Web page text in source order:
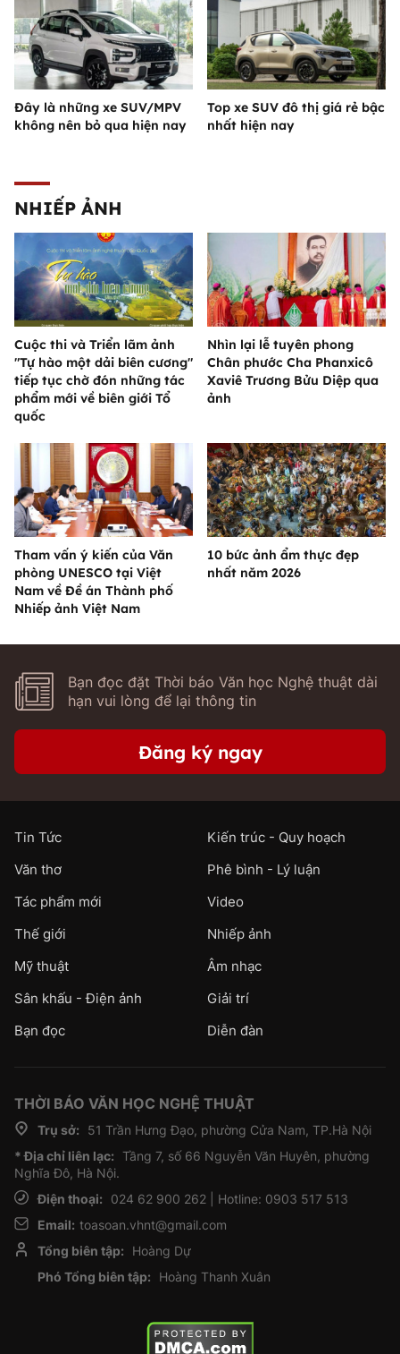
Đây là những xe SUV/MPV
không nên bỏ qua hiện nay
Top xe SUV đô thị giá rẻ bậc
nhất hiện nay
NHIẾP ẢNH
Cuộc thi và Triển lãm ảnh
"Tự hào một dải biên cương"
tiếp tục chờ đón những tác
phẩm mới về biên giới Tổ
quốc
Nhìn lại lễ tuyên phong
Chân phước Cha Phanxicô
Xaviê Trương Bửu Diệp qua
ảnh
Tham vấn ý kiến của Văn
phòng UNESCO tại Việt
Nam về Đề án Thành phố
Nhiếp ảnh Việt Nam
10 bức ảnh ẩm thực đẹp
nhất năm 2026
Bạn đọc đặt Thời báo Văn học Nghệ thuật dài
hạn vui lòng để lại thông tin
Đăng ký ngay
Tin Tức
Kiến trúc - Quy hoạch
Văn thơ
Phê bình - Lý luận
Tác phẩm mới
Video
Thế giới
Nhiếp ảnh
Mỹ thuật
Âm nhạc
Sân khấu - Điện ảnh
Giải trí
Bạn đọc
Diễn đàn
THỜI BÁO VĂN HỌC NGHỆ THUẬT
Trụ sở:
51 Trần Hưng Đạo, phường Cửa Nam, TP.Hà Nội
* Địa chỉ liên lạc: Tầng 7, số 66 Nguyễn Văn Huyên, phường
Nghĩa Đô, Hà Nội.
Điện thoại:
024 62 900 262 | Hotline: 0903 517 513
Email: toasoan.vhnt@gmail.com
Tổng biên tập:
Hoàng Dự
Phó Tổng biên tập:
Hoàng Thanh Xuân